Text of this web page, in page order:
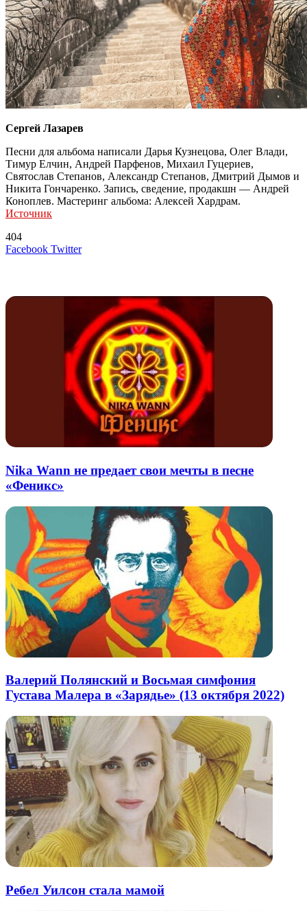
Сергей Лазарев
Песни для альбома написали Дарья Кузнецова, Олег Влади,
Тимур Елчин, Андрей Парфенов, Михаил Гуцериев,
Святослав Степанов, Александр Степанов, Дмитрий Дымов и
Никита Гончаренко. Запись, сведение, продакшн — Андрей
Коноплев. Мастеринг альбома: Алексей Хардрам.
Источник
404
Facebook TwitterLinkedIn
Tumblr
Reddit
Вконтакте
Одноклассники
Skype
Messenger
Messenger
WhatsApp
Telegram
Viber
Line
Поделиться
Печатать
Nika Wann не предает свои мечты в песне
«Феникс»
Валерий Полянский и Восьмая симфония
Густава Малера в «Зарядье» (13 октября 2022)
Ребел Уилсон стала мамой